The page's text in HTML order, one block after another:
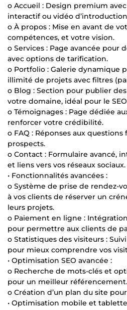
o Accueil : Design premium
interactif ou vidéo
o À propos : Mise en avant de
compétences, et votre vision.
o Services : Page avancée pour
avec options de tarification.
o Portfolio : Galerie dynamique
illimité de projets avec filtres
o Blog : Section pour publier
votre domaine, idéal pour le
o Témoignages : Page dédiée
renforcer votre crédibilité.
o FAQ : Réponses aux
prospects.
o Contact : Formulaire avancé,
et liens vers vos réseaux sociaux.
• Fonctionnalités avancées :
o Système de prise de rendez-
à vos clients de réserver un
leurs projets.
o Paiement en ligne :
pour permettre aux clients de
o Statistiques des visiteurs :
pour mieux comprendre vos
• Optimisation SEO avancée :
o Recherche de mots-clés et
pour un meilleur référencement.
o Création d’un plan du site
• Optimisation mobile et